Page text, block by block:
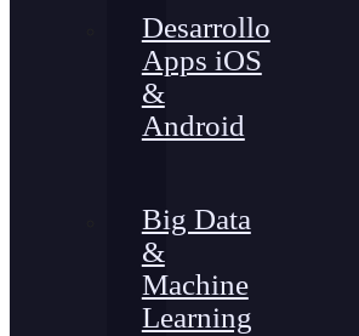
Desarrollo
Apps iOS
&
Android
Big Data
&
Machine
Learning